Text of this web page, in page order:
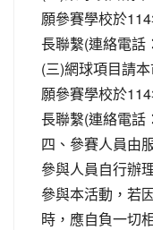
願參賽學校於
長聯繫(連絡電話
(三)網球項目請
願參賽學校於
長聯繫(連絡電話
四、參賽人員由
參與人員自行辦
參與本活動，若
時，應自負一切